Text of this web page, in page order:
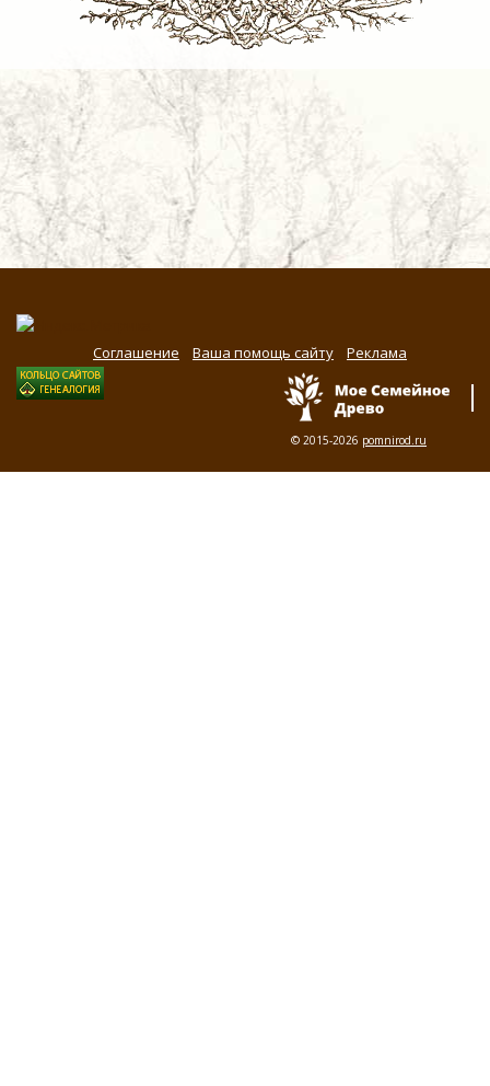
Соглашение Ваша помощь сайту Реклама
© 2015-2026 pomnirod.ru